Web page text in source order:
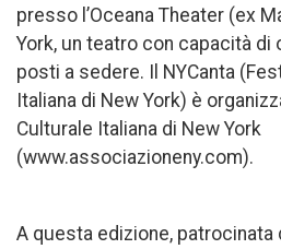
presso l’Oceana Theater (ex
York, un teatro con capacità
posti a sedere. Il NYCanta
Italiana di New York) è
Culturale Italiana di New York
(www.associazioneny.com).
A questa edizione, patrocinata